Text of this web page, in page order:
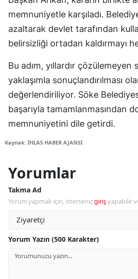
memnuniyetle karşıladı.
azaltarak devlet tarafından
belirsizliği ortadan kaldırmayı
Bu adım, yıllardır çözülemeyen
yaklaşımla sonuçlandırılması
değerlendiriliyor. Söke
başarıyla tamamlanmasından
memnuniyetini dile getirdi.
Kaynak: İHLAS HABER AJANSI
Yorumlar
Takma Ad
Yorum yapmak için, istersenizgirişyapabilir
Yorum Yazın (500 Karakter)